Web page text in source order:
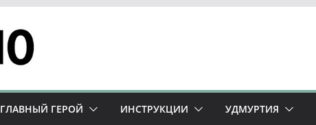
ГЛАВНЫЙ ГЕРОЙ ИНСТРУКЦИИ УДМУРТИЯ